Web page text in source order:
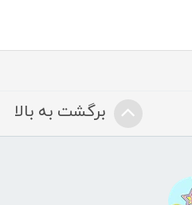
برگشت به بالا